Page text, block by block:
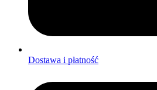
Dostawa i płatność